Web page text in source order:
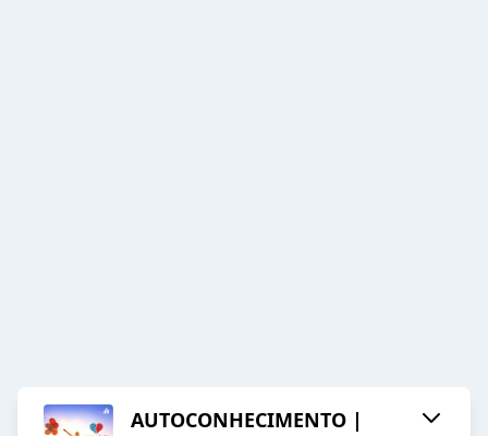
AUTOCONHECIMENTO |